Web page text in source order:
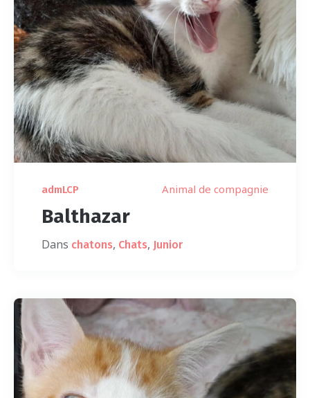
admLCP Animal de compagnie
Balthazar
Dans chatons, Chats, Junior